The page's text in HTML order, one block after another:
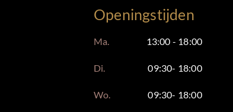
Openingstijden
Ma. 13:00 - 18:00
Di. 09:30- 18:00
Wo. 09:30- 18:00